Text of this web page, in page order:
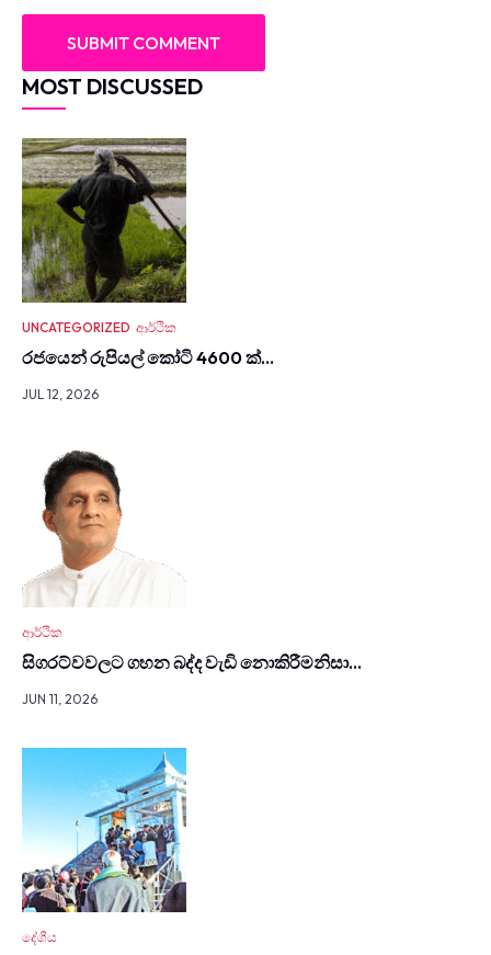
MOST DISCUSSED
UNCATEGORIZED ආර්ථික
රජයෙන් රුපියල් කෝටි 4600 ක්…
JUL 12, 2026
ආර්ථික
සිග­රට්වවලට ගහන බද්ද වැඩි නොකි­රී­මනිසා…
JUN 11, 2026
දේශීය